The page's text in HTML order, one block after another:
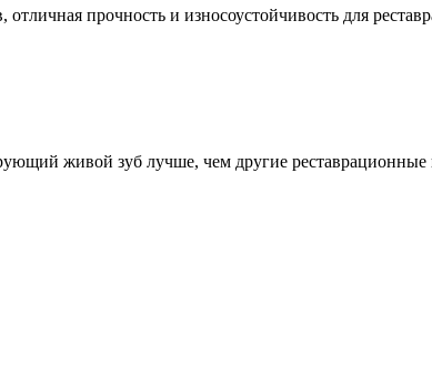
прочность и износоустойчивость для
живой зуб лучше, чем другие реставрационные